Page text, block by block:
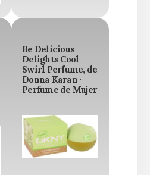
Be Delicious
Delights Cool
Swirl Perfume, de
Donna Karan ·
Perfume de Mujer